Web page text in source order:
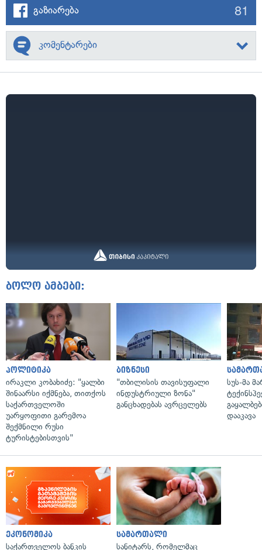
გაზიარება 81
კომენტარები
ბოლო ამბები:
პოლიტიკა
ირაკლი კობახიძე: "ყალბი
შინაარსი იქმნება, თითქოს
საქართველოში
უარყოფითი გარემოა
შექმნილი რუსი
ტურისტებისთვის"
ბიზნესი
"თბილისის თავისუფალი
ინდუსტრიული ზონა"
განცხადებას ავრცელებს
სუს-მა
დააკავა
ეკონომიკა
საქართველოს ბანკის
სამართალი
სანიტარს, რომელმაც